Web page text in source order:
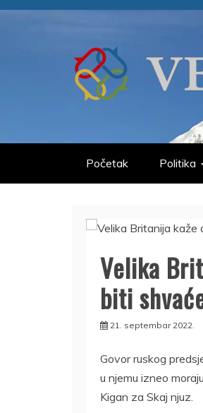
Skip
VERIGE
Početak Politika
Velika
biti
21. septembar 2022.
Govor ruskog
u njemu izneo
Kigan za Skaj njuz.